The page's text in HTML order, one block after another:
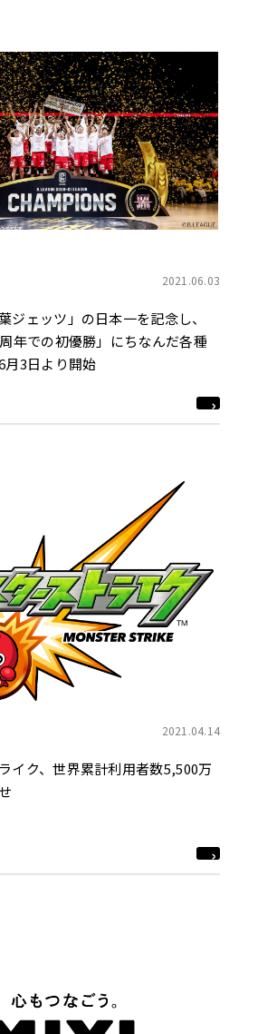
2021.06.03
ジェッツ」の日本一を記念し、
年での初優勝」にちなんだ各種
月3日より開始
2021.04.14
イク、世界累計利用者数5,500万